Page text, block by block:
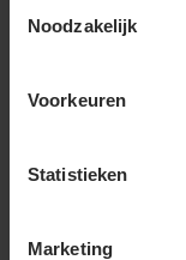
Noodzakelijk
Voorkeuren
Statistieken
Marketing